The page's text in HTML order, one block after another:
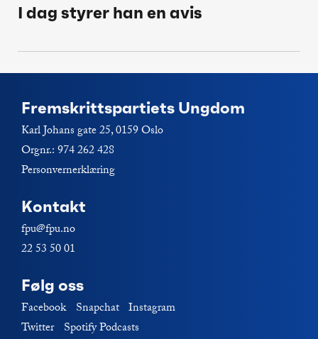
Neste
I dag styrer han en avis
Fremskrittspartiets Ungdom
Karl Johans gate 25, 0159 Oslo
Orgnr.: 974 262 428
Personvernerklæring
Kontakt
fpu@fpu.no
22 53 50 01
Følg oss
Facebook Snapchat Instagram
Twitter Spotify Podcasts